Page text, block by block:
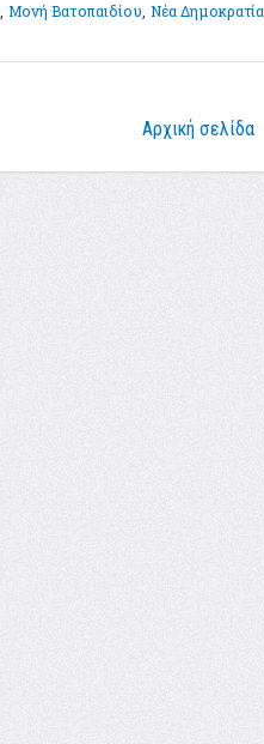
Μονή Βατοπαιδίου Νέα Δημοκρατία
Αρχική σελίδα